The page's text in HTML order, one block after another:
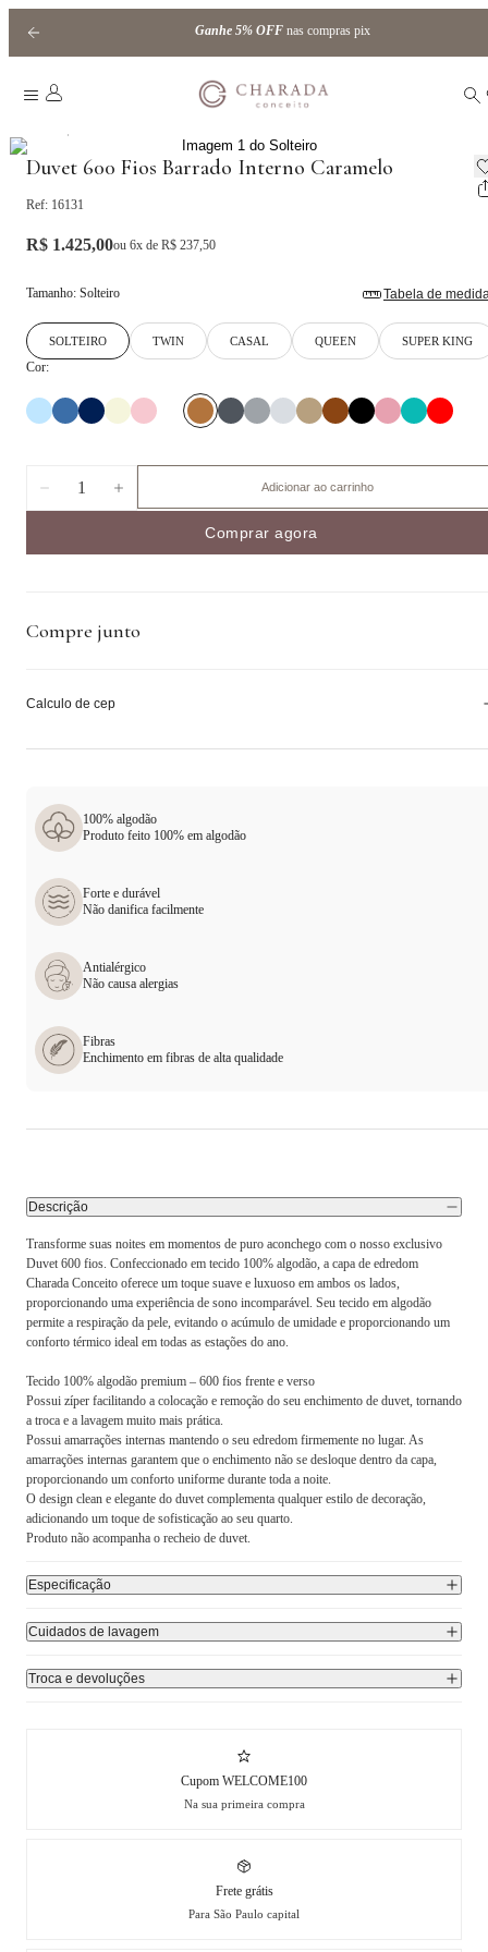
Ganhe 5% OFFnas compras pix
Duvet 600 Fios Barrado Interno Caramelo
Ref: 16131
R$ 1.425,00ou 6x de R$ 237,50
Tamanho: Solteiro Tabela de
SOLTEIRO TWIN CASAL QUEEN SUPER KING
Cor:
1 Adicionar ao carrinho
Comprar agora
Compre junto
Calculo de cep
100% algodão
Produto feito 100% em algodão
Forte e durável
Não danifica facilmente
Antialérgico
Não causa alergias
Fibras
Enchimento em fibras de alta qualidade
Descrição
Transforme suas noites em momentos de puro aconchego com o nosso exclusivo
Duvet 600 fios. Confeccionado em tecido 100% algodão, a capa de edredom
Charada Conceito oferece um toque suave e luxuoso em ambos os lados,
proporcionando uma experiência de sono incomparável. Seu tecido em algodão
permite a respiração da pele, evitando o acúmulo de umidade e proporcionando um
conforto térmico ideal em todas as estações do ano.
Tecido 100% algodão premium – 600 fios frente e verso
Possui zíper facilitando a colocação e remoção do seu enchimento de duvet, tornando
a troca e a lavagem muito mais prática.
Possui amarrações internas mantendo o seu edredom firmemente no lugar. As
amarrações internas garantem que o enchimento não se desloque dentro da capa,
proporcionando um conforto uniforme durante toda a noite.
O design clean e elegante do duvet complementa qualquer estilo de decoração,
adicionando um toque de sofisticação ao seu quarto.
Produto não acompanha o recheio de duvet.
Especificação
Cuidados de lavagem
Troca e devoluções
Cupom WELCOME100
Na sua primeira compra
Frete grátis
Para São Paulo capital